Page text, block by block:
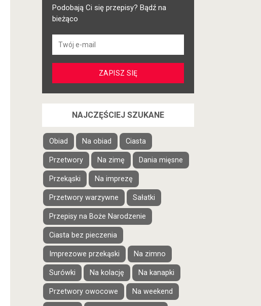
Podobają Ci się przepisy? Bądź na
bieżąco
NAJCZĘŚCIEJ SZUKANE
Obiad Na obiad Ciasta
Przetwory Na zimę Dania mięsne
Przekąski Na imprezę
Przetwory warzywne Sałatki
Przepisy na Boże Narodzenie
Ciasta bez pieczenia
Imprezowe przekąski Na zimno
Surówki Na kolację Na kanapki
Przetwory owocowe Na weekend